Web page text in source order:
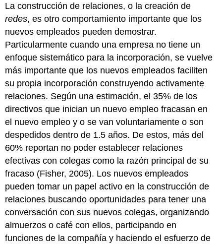
La construcción de relaciones, o la creación de
redes, es otro comportamiento importante que los
nuevos empleados pueden demostrar.
Particularmente cuando una empresa no tiene un
enfoque sistemático para la incorporación, se vuelve
más importante que los nuevos empleados faciliten
su propia incorporación construyendo activamente
relaciones. Según una estimación, el 35% de los
directivos que inician un nuevo empleo fracasan en
el nuevo empleo y o se van voluntariamente o son
despedidos dentro de 1.5 años. De estos, más del
60% reportan no poder establecer relaciones
efectivas con colegas como la razón principal de su
fracaso (Fisher, 2005). Los nuevos empleados
pueden tomar un papel activo en la construcción de
relaciones buscando oportunidades para tener una
conversación con sus nuevos colegas, organizando
almuerzos o café con ellos, participando en
funciones de la compañía y haciendo el esfuerzo de